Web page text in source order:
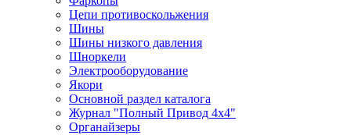
Цепи противоскольжения
Шины
Шины низкого давления
Шноркели
Электрооборудование
Якори
Основной раздел каталога
Журнал "Полный Привод 4х4"
Органайзеры